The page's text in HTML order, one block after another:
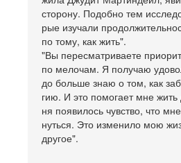
сторону. Подобно тем
рые изучали
по тому, как жить".
"Вы пересматриваете
по мелочам. Я получаю
до больше знаю о том, как
гию. И это помогает мне
ня появилось чувство, что
нуться. Это изменило мою
другое".